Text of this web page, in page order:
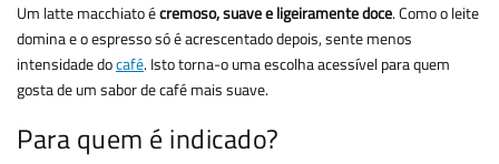
Um latte macchiato écremoso, suave e ligeiramente doce. Como o leite
domina e o espresso só é acrescentado depois, sente menos
intensidade docafé. Isto torna-o uma escolha acessível para quem
gosta de um sabor de café mais suave.
Para quem é indicado?